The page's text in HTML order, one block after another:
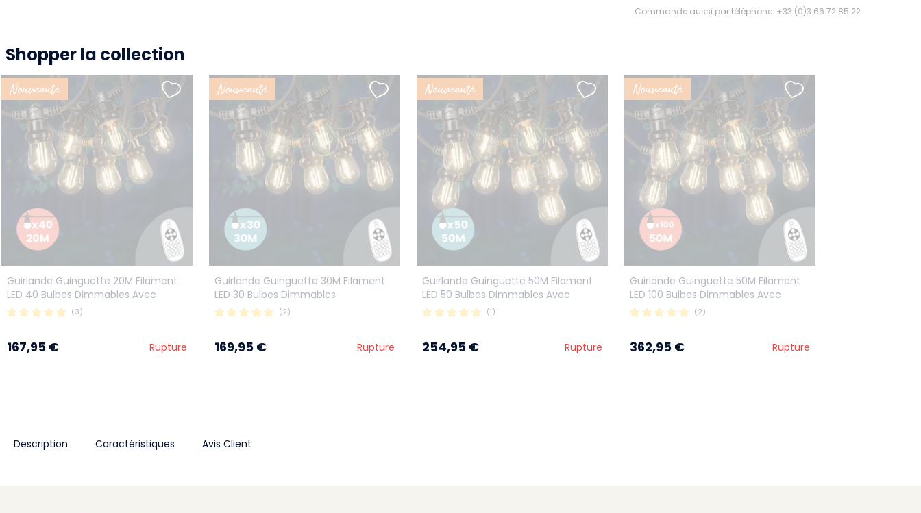
Commande aussi par téléphone: +33 (0)3 66 72 85 22
Shopper la collection
Guirlande Guinguette 20M Filament
LED 40 Bulbes Dimmables Avec
Variateur et Télécommande
(3)
167,95 € Rupture
Nouveauté
Guirlande Guinguette 30M Filament
LED 30 Bulbes Dimmables
(2)
169,95 € Rupture
Nouveauté
Guirlande Guinguette 50M Filament
LED 50 Bulbes Dimmables Avec
Variateur et Télécommande
(1)
254,95 € Rupture
Nouveauté
Guirlande Guinguette 50M Filament
LED 100 Bulbes Dimmables Avec
Variateur et Télécommande
(2)
362,95 € Rupture
Nouveauté
Description Caractéristiques Avis Client